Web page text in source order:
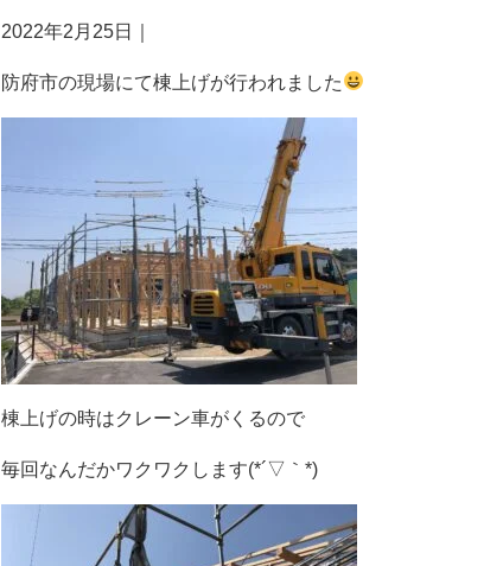
2022年2月25日
防府市の現場にて棟上げが行われました
棟上げの時はクレーン車がくるので
毎回なんだかワクワクします(*´▽｀*)